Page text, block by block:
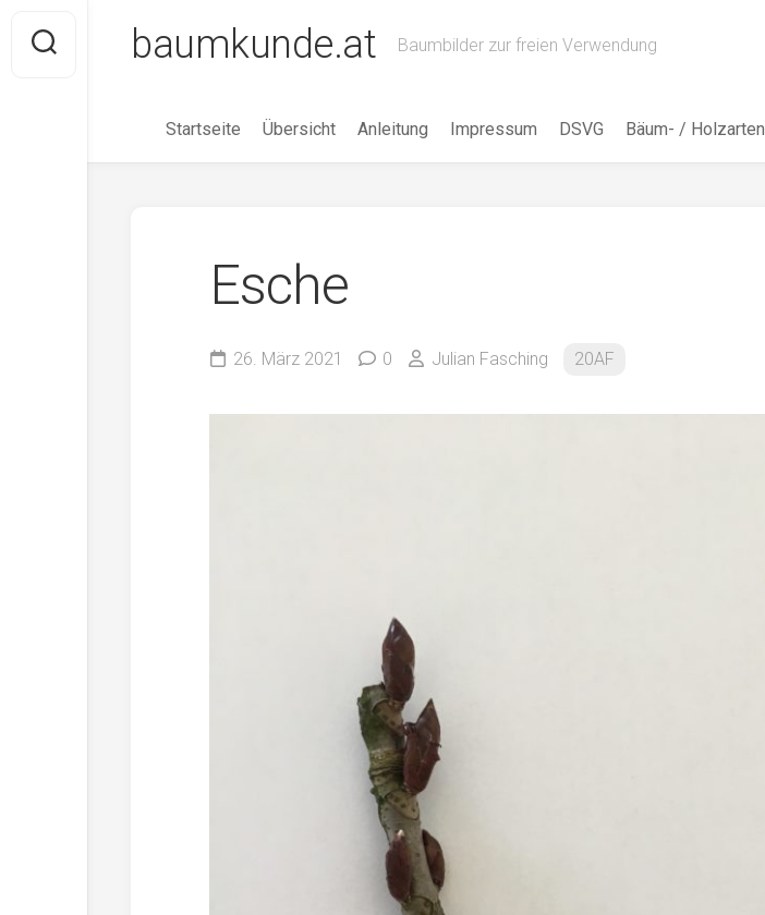
content
baumkunde.at Baumbilder zur freien Verwendung
Startseite Übersicht Anleitung Impressum DSVG Bäum- / Holzarten
Eibe
Esche
26. März 2021 0 Julian Fasching 20AF